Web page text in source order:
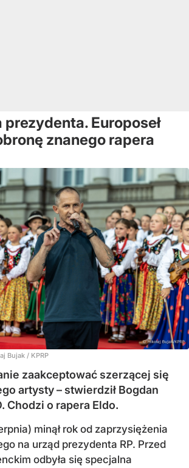
prezydenta. Europoseł
znanego rapera
Bujak / KPRP
zaakceptować szerzącej się
artysty – stwierdził Bogdan
Chodzi o rapera Eldo.
minął rok od zaprzysiężenia
na urząd prezydenta RP. Przed
odbyła się specjalna